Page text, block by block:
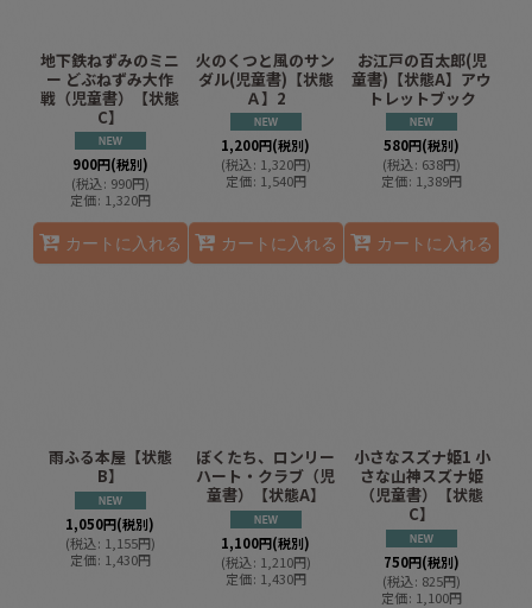
地下鉄ねずみのミニ
ー どぶねずみ大作
戦（児童書）【状態
C】
900円(税別)
(税込: 990円)
定価: 1,320円
カートに入れる
火のくつと風のサン
ダル(児童書)【状態
Ａ】2
1,200円(税別)
(税込: 1,320円)
定価: 1,540円
カートに入れる
お江戸の百太郎(児
童書)【状態A】アウ
トレットブック
580円(税別)
(税込: 638円)
定価: 1,389円
カートに入れる
雨ふる本屋【状態
B】
1,050円(税別)
(税込: 1,155円)
定価: 1,430円
ぼくたち、ロンリー
ハート・クラブ（児
童書）【状態A】
1,100円(税別)
(税込: 1,210円)
定価: 1,430円
小さなスズナ姫1 小
さな山神スズナ姫
（児童書）【状態
C】
750円(税別)
(税込: 825円)
定価: 1,100円